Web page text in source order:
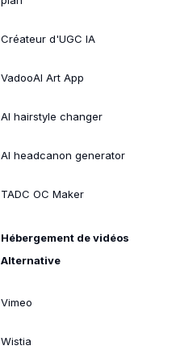
Créateur d'UGC IA
VadooAI Art App
AI hairstyle changer
AI headcanon generator
TADC OC Maker
Hébergement de vidéos
Alternative
Vimeo
Wistia